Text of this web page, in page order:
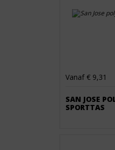
Vanaf € 9,31
SAN JOSE
SPORTTAS